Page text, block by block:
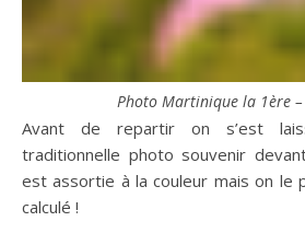
Photo Martinique la 1ère –
Avant de repartir on s’est
traditionnelle photo souvenir
est assortie à la couleur mais on le
calculé !